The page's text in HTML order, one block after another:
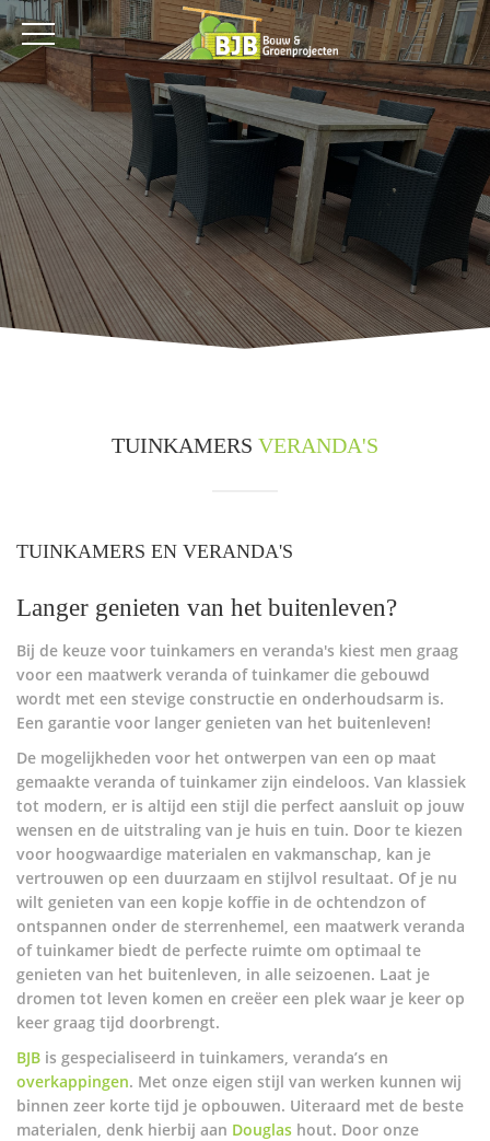
TUINKAMERS VERANDA'S
TUINKAMERS EN VERANDA'S
Langer genieten van het buitenleven?
Bij de keuze voor tuinkamers en veranda's kiest men graag
voor een maatwerk veranda of tuinkamer die gebouwd
wordt met een stevige constructie en onderhoudsarm is.
Een garantie voor langer genieten van het buitenleven!
De mogelijkheden voor het ontwerpen van een op maat
gemaakte veranda of tuinkamer zijn eindeloos. Van klassiek
tot modern, er is altijd een stijl die perfect aansluit op jouw
wensen en de uitstraling van je huis en tuin. Door te kiezen
voor hoogwaardige materialen en vakmanschap, kan je
vertrouwen op een duurzaam en stijlvol resultaat. Of je nu
wilt genieten van een kopje koffie in de ochtendzon of
ontspannen onder de sterrenhemel, een maatwerk veranda
of tuinkamer biedt de perfecte ruimte om optimaal te
genieten van het buitenleven, in alle seizoenen. Laat je
dromen tot leven komen en creëer een plek waar je keer op
keer graag tijd doorbrengt.
BJB is gespecialiseerd in tuinkamers, veranda’s en
overkappingen. Met onze eigen stijl van werken kunnen wij
binnen zeer korte tijd je opbouwen. Uiteraard met de beste
materialen, denk hierbij aan Douglas hout. Door onze